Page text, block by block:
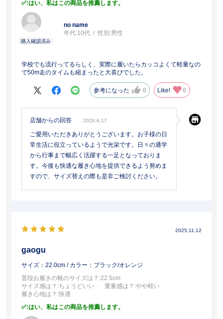
:はい、私はこの商品を推薦します。
no name
年代:10代 性別:男性
学校でも流行ってるらしく、実際に履いたらカッコよくて軽量なの
で50m走のタイムも縮まったと大喜びでした。
参考になった 0 Like! 0
店舗からの回答 2026.6.17
ご愛用いただきありがとうございます。お子様の日
常生活に役立っているようで光栄です。日々の通学
から行事まで幅広く活躍する一足となっておりま
す。今後も快適な履き心地を提供できるよう努めま
すので、サイズ替えの際も是非ご検討ください。
2025.11.12
gaogu
サイズ：22.0cm / カラー：ブラック/オレンジ
普段お履きの靴のサイズは？ :22.5cm
サイズ感は？ :ちょうどいい 重量感は？ :やや軽い
履き心地は？ :快適
:はい、私はこの商品を推薦します。